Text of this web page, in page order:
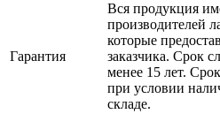
Гарантия
Вся продукция
производителей
которые
заказчика. Срок
менее 15 лет.
при условии
складе.